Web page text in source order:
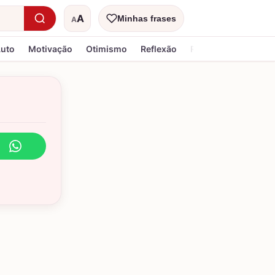
AA
Tamanho do textoMinhas frases
Motivação Otimismo Reflexão Religiosa